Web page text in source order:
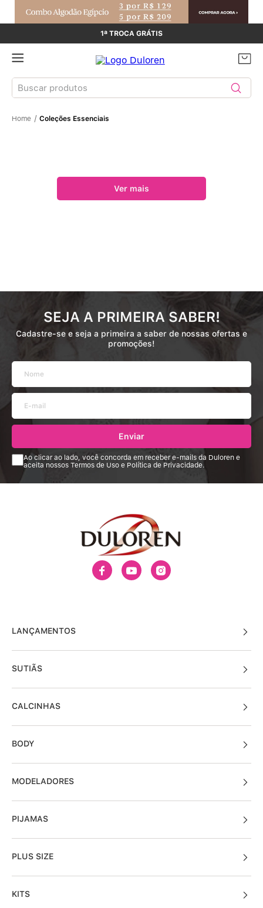
1ª TROCA GRÁTIS
Buscar produtos
Coleções Essenciais
SEJA A PRIMEIRA SABER!
Cadastre-se e seja a primeira a saber de nossas ofertas e
promoções!
Enviar
Ao clicar ao lado, você concorda em receber e-mails da Duloren e
aceita nossos Termos de Uso e Política de Privacidade.
LANÇAMENTOS
SUTIÃS
CALCINHAS
BODY
MODELADORES
PIJAMAS
PLUS SIZE
KITS